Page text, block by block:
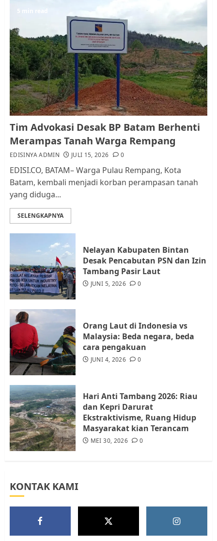
5
1
Pemko Batam Tegaskan RT dan
RW bukan Petugas Pendataan
dan Pemungutan Pajak
AGUSTUS 1, 2026 0
Kader Pajak jadi Penghubung
Pemerintah dan Masyarakat di
Lingkungan RT/RW
AGUSTUS 1, 2026
4
Warga Rempang Ajukan
Audiensi dengan Wali Kota
5
Tim Advokasi Desak BP Batam
Berhenti Merampas Tanah
5 min read
Tim Advokasi Desak BP Batam Berhenti
Merampas Tanah Warga Rempang
EDISINYA ADMIN JULI 15, 2026 0
EDISI.CO, BATAM– Warga Pulau Rempang, Kota
Batam, kembali menjadi korban perampasan tanah
yang diduga...
SELENGKAPNYA
Nelayan Kabupaten Bintan
Desak Pencabutan PSN dan Izin
Tambang Pasir Laut
JUNI 5, 2026 0
Orang Laut di Indonesia vs
Malaysia: Beda negara, beda
cara pengakuan
JUNI 4, 2026 0
Hari Anti Tambang 2026: Riau
dan Kepri Darurat
Ekstraktivisme, Ruang Hidup
Masyarakat kian Terancam
MEI 30, 2026 0
KONTAK KAMI